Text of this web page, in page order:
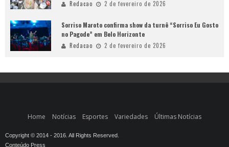
Redacao 2 de fevereiro de 2026
Sorriso Maroto confirma show da turnê “Sorriso Eu Gosto
no Pagode” em Belo Horizonte
Redacao 2 de fevereiro de 2026
Home Notícias Esportes Variedades Últimas Notícias
Copyright © 2014 - 2016. All Rights Reserved.
Conteúdo Press